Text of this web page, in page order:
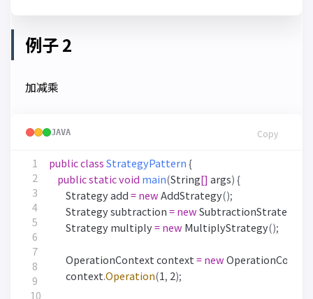
例子 2
加减乘
JAVA Copy
4
7
publicclass StrategyPattern {
publicstaticvoid main(String[] args) {
Strategyadd =new AddStrategy();
Strategysubtraction =new SubtractionStrategy
Strategymultiply=new MultiplyStrategy();
OperationContext context =new
context.Operation(1, 2);